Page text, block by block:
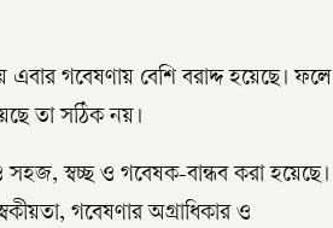
গবেষণায় বেশি বরাদ্দ হয়েছে। ফলে
তা সঠিক নয়।
স্বচ্ছ ও গবেষক-বান্ধব করা হয়েছে।
গবেষণার অগ্রাধিকার ও